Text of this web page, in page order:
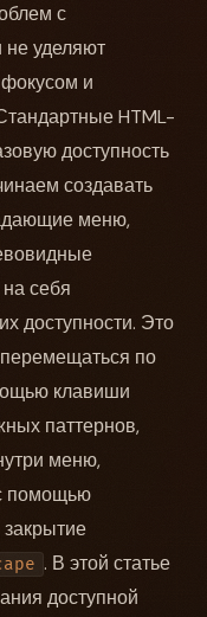
с
не уделяют
и
HTML-
доступность
создавать
меню,
себя
доступности. Это
по
клавиши
паттернов,
меню,
помощью
закрытие
. В этой статье
доступной